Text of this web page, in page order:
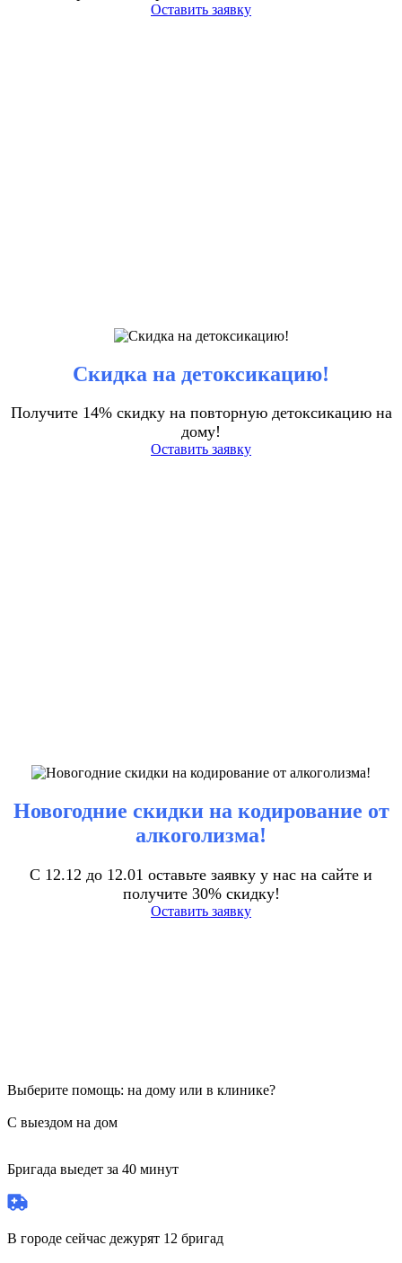
Оставить заявку
Скидка на детоксикацию!
Получите 14% скидку на повторную детоксикацию на
дому!
Оставить заявку
Новогодние скидки на кодирование от
алкоголизма!
С 12.12 до 12.01 оставьте заявку у нас на сайте и
получите 30% скидку!
Оставить заявку
Выберите помощь: на дому или в клинике?
С выездом на дом
Бригада выедет за 40 минут
В городе сейчас дежурят 12 бригад